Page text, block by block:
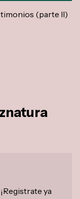
(parte II)
ya